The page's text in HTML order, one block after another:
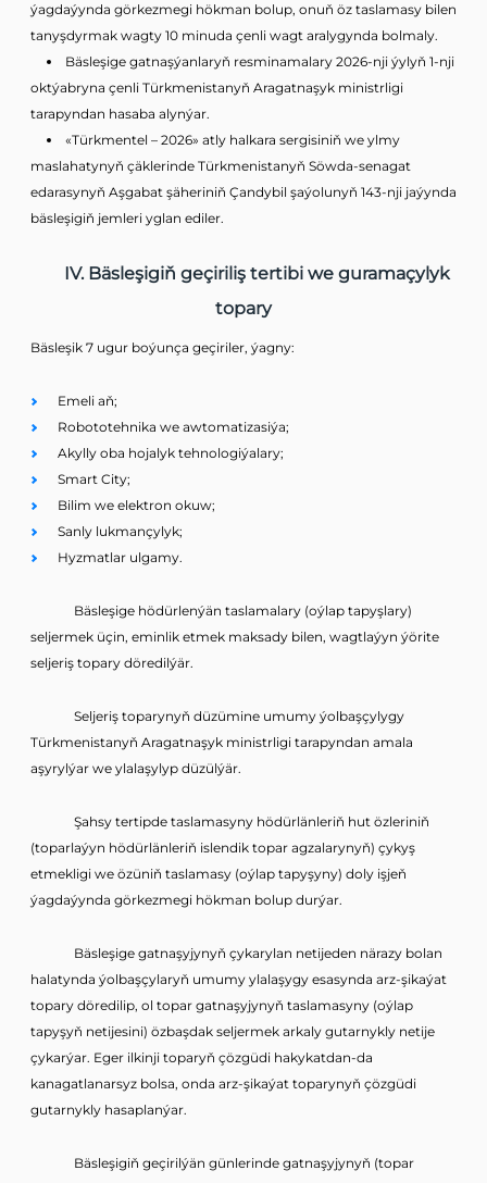
ýagdaýynda görkezmegi hökman bolup, onuň öz taslamasy bilen
tanyşdyrmak wagty 10 minuda çenli wagt aralygynda bolmaly.
Bäsleşige gatnaşýanlaryň resminamalary 2026-nji ýylyň 1-nji
oktýabryna çenli Türkmenistanyň Aragatnaşyk ministrligi
tarapyndan hasaba alynýar.
«Türkmentel – 2026» atly halkara sergisiniň we ylmy
maslahatynyň çäklerinde Türkmenistanyň Söwda-senagat
edarasynyň Aşgabat şäheriniň Çandybil şaýolunyň 143-nji jaýynda
bäsleşigiň jemleri yglan ediler.
IV. Bäsleşigiň geçiriliş tertibi we guramaçylyk
topary
Bäsleşik 7 ugur boýunça geçiriler, ýagny:
Emeli aň;
Robototehnika we awtomatizasiýa;
Akylly oba hojalyk tehnologiýalary;
Smart City;
Bilim we elektron okuw;
Sanly lukmançylyk;
Hyzmatlar ulgamy.
Bäsleşige hödürlenýän taslamalary (oýlap tapyşlary)
seljermek üçin, eminlik etmek maksady bilen, wagtlaýyn ýörite
seljeriş topary döredilýär.
Seljeriş toparynyň düzümine umumy ýolbaşçylygy
Türkmenistanyň Aragatnaşyk ministrligi tarapyndan amala
aşyrylýar we ylalaşylyp düzülýär.
Şahsy tertipde taslamasyny hödürlänleriň hut özleriniň
(toparlaýyn hödürlänleriň islendik topar agzalarynyň) çykyş
etmekligi we özüniň taslamasy (oýlap tapyşyny) doly işjeň
ýagdaýynda görkezmegi hökman bolup durýar.
Bäsleşige gatnaşyjynyň çykarylan netijeden närazy bolan
halatynda ýolbaşçylaryň umumy ylalaşygy esasynda arz-şikaýat
topary döredilip, ol topar gatnaşyjynyň taslamasyny (oýlap
tapyşyň netijesini) özbaşdak seljermek arkaly gutarnykly netije
çykarýar. Eger ilkinji toparyň çözgüdi hakykatdan-da
kanagatlanarsyz bolsa, onda arz-şikaýat toparynyň çözgüdi
gutarnykly hasaplanýar.
Bäsleşigiň geçirilýän günlerinde gatnaşyjynyň (topar